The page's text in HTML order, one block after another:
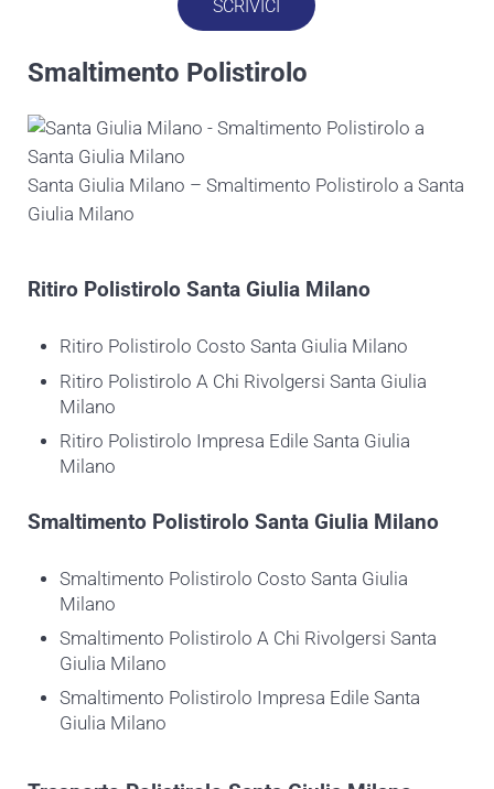
SCRIVICI
Smaltimento Polistirolo
Santa Giulia Milano – Smaltimento Polistirolo a Santa
Giulia Milano
Ritiro Polistirolo Santa Giulia Milano
Ritiro Polistirolo Costo Santa Giulia Milano
Ritiro Polistirolo A Chi Rivolgersi Santa Giulia
Milano
Ritiro Polistirolo Impresa Edile Santa Giulia
Milano
Smaltimento Polistirolo Santa Giulia Milano
Smaltimento Polistirolo Costo Santa Giulia
Milano
Smaltimento Polistirolo A Chi Rivolgersi Santa
Giulia Milano
Smaltimento Polistirolo Impresa Edile Santa
Giulia Milano